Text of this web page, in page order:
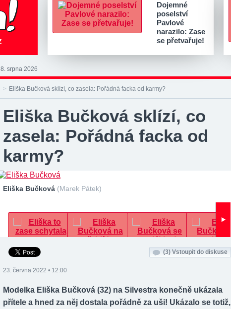
Dojemné
poselství
Pavlové
narazilo: Zase
se přetvařuje!
8. srpna 2026
> Eliška Bučková sklízí, co zasela: Pořádná facka od karmy?
Eliška Bučková sklízí, co
zasela: Pořádná facka od
karmy?
Eliška Bučková (Marek Pátek)
(3) Vstoupit do diskuse
23. června 2022 • 12:00
Modelka Eliška Bučková (32) na Silvestra konečně ukázala
přítele a hned za něj dostala pořádně za uši! Ukázalo se totiž,